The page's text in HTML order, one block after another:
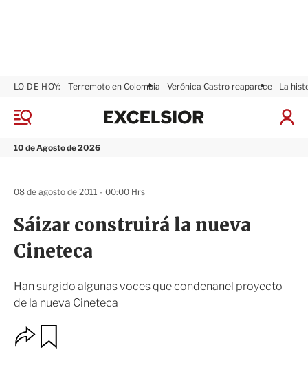
M
n
10 de Agosto de 2026
LO DE HOY: Terremoto en Colombia Verónica Castro reaparece La
I
x
Sáizar construirá la nueva
Cineteca
Han surgido algunas voces que condenanel proyecto
de la nueva Cineteca
08 de agosto de 2011 - 00:00 Hrs
O
p